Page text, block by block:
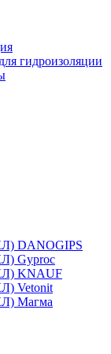
гидроизоляции
DANOGIPS
Gyproc
KNAUF
Vetonit
Магма